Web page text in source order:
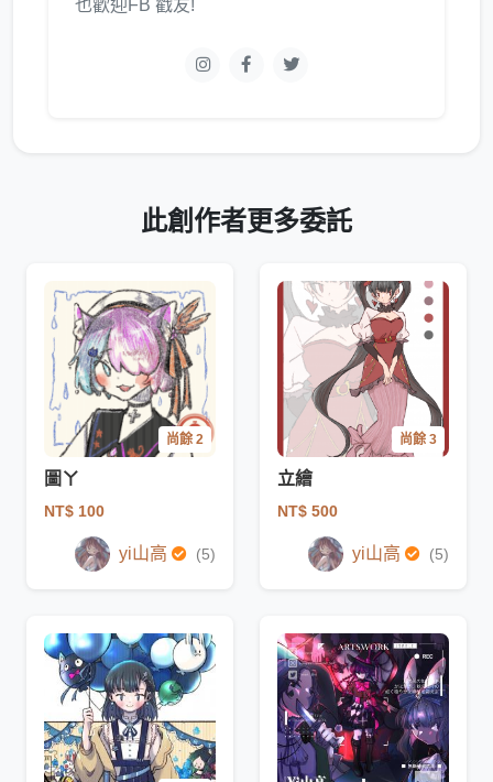
也歡迎FB 戳友!
此創作者更多委託
尚餘 2
圖ㄚ
NT$ 100
yi山高 (5)
尚餘 3
立繪
NT$ 500
yi山高 (5)